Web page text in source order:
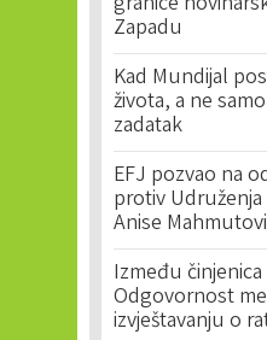
Zapadu
Kad Mundijal
života, a ne
zadatak
EFJ pozvao na
protiv
Anise
Između
Odgovornost
izvještavanju o